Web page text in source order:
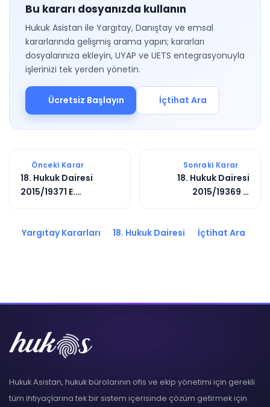
Bu kararı dosyanızda kullanın
Hukuk Asistan ile Yargıtay, Danıştay ve emsal
kararlarında gelişmiş arama yapın; kararları
dosyalarınıza ekleyin, UYAP ve UETS entegrasyonuyla
işlerinizi tek yerden yönetin.
Ücretsiz Başlayın İçtihat Ara
Önceki Karar
18. Hukuk Dairesi
2015/19371 E.
Sonraki Karar
18. Hukuk Dairesi
2015/19369 E.
Yargıtay Kararları 18. Hukuk Dairesi İçtihat Ara
Hukuk Asistan, hukuk bürolarının ofis ve ekip yönetimi için gerekli
tüm ihtiyaçlarına tek bir sistem içerisinde çözüm getirmek için